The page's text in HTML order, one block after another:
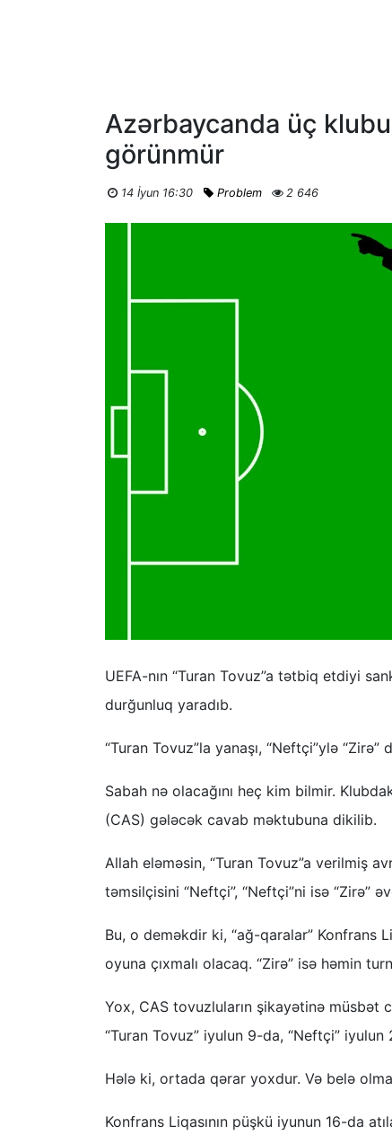
Azərbaycanda üç
görünmür
14 İyun 16:30 Problem 2 646
UEFA-nın “Turan Tovuz”a tətbiq etdiyi
durğunluq yaradıb.
“Turan Tovuz”la yanaşı, “Neftçi”ylə
Sabah nə olacağını heç kim bilmir.
(CAS) gələcək cavab məktubuna dikilib.
Allah eləməsin, “Turan Tovuz”a verilmiş
təmsilçisini “Neftçi”, “Neftçi”ni isə “Zirə”
Bu, o deməkdir ki, “ağ-qaralar” Konfrans
oyuna çıxmalı olacaq. “Zirə” isə həmin
Yox, CAS tovuzluların şikayətinə müsbət
“Turan Tovuz” iyulun 9-da, “Neftçi”
Hələ ki, ortada qərar yoxdur. Və belə
Konfrans Liqasının püşkü iyunun 16-da